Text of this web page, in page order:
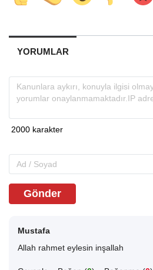
YORUMLAR
Gönder
Mustafa
Allah rahmet eylesin inşallah